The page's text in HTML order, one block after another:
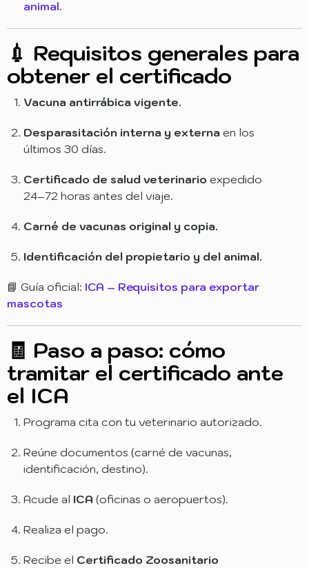
animal.
💉 Requisitos generales para
obtener el certificado
Vacuna antirrábica vigente.
Desparasitación interna y externa en los
últimos 30 días.
Certificado de salud veterinario expedido
24–72 horas antes del viaje.
Carné de vacunas original y copia.
Identificación del propietario y del animal.
📘 Guía oficial: ICA – Requisitos para exportar
mascotas
🧾 Paso a paso: cómo
tramitar el certificado ante
el ICA
Programa cita con tu veterinario autorizado.
Reúne documentos (carné de vacunas,
identificación, destino).
Acude al ICA (oficinas o aeropuertos).
Realiza el pago.
Recibe el Certificado Zoosanitario